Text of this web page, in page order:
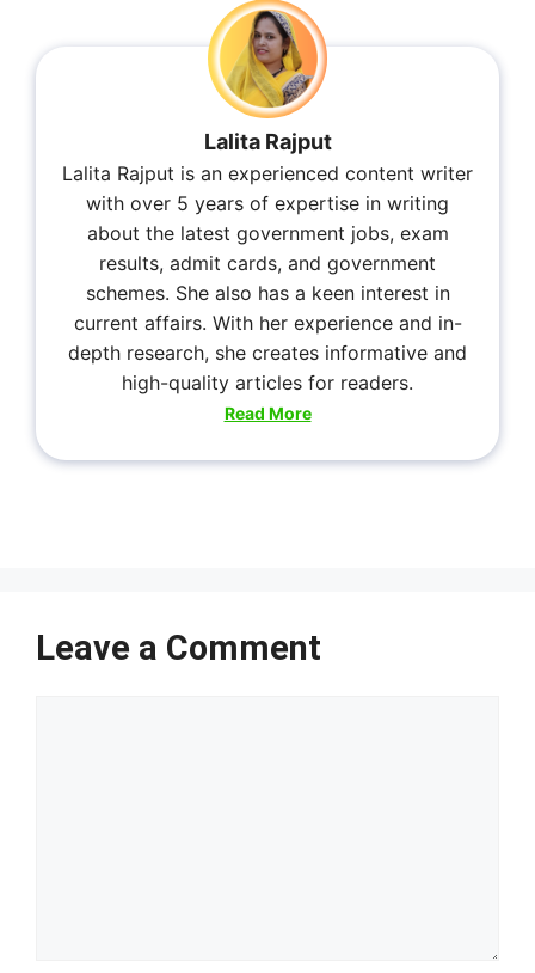
Lalita Rajput
Lalita Rajput is an experienced content writer
with over 5 years of expertise in writing
about the latest government jobs, exam
results, admit cards, and government
schemes. She also has a keen interest in
current affairs. With her experience and in-
depth research, she creates informative and
high-quality articles for readers.
Read More
Leave a Comment